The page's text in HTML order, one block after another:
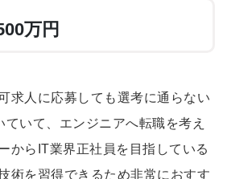
万円
求人に応募しても選考に通らない
ていて、エンジニアへ転職を考え
からIT業界正社員を目指している
術を習得できるため非常におすす